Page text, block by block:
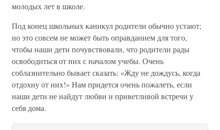
молодых лет в школе.
Под конец школьных каникул родители обычно устают;
но это совсем не может быть оправданием для того,
чтобы наши дети почувствовали, что родители рады
освободиться от них с началом учебы. Очень
соблазнительно бывает сказать: «Жду не дождусь, когда
отдохну от них!» Нам придется очень пожалеть, если
наши дети не найдут любви и приветливой встречи у
себя дома.